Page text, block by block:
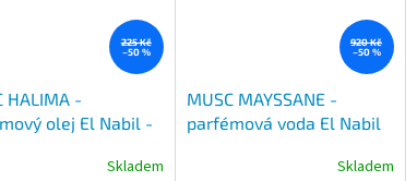
225 Kč
–50 %
HALIMA -
olej El Nabil -
Skladem
920 Kč
–50 %
MUSC MAYSSANE -
parfémová voda El Nabil
Skladem